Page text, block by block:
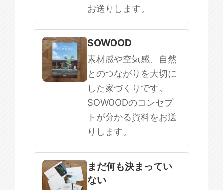
お送りします。
SOWOOD
素材感や空気感、自然
とのつながりを大切に
した家づくりです。
SOWOODのコンセプ
トが分かる資料をお送
りします。
まだ何も決まってい
ない